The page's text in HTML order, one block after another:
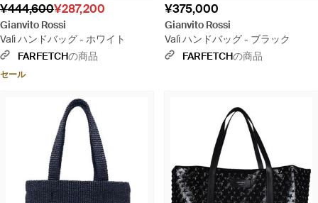
¥444,600¥287,200
Gianvito Rossi
Valì ハンドバッグ - ホワイト
FARFETCHの商品
セール
¥375,000
Gianvito Rossi
Valì ハンドバッグ - ブラック
FARFETCHの商品